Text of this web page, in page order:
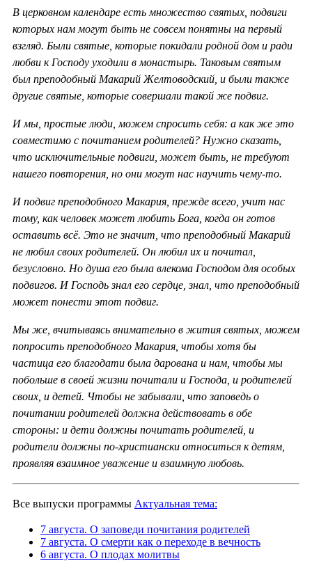
В церковном календаре есть множество святых, подвиги
которых нам могут быть не совсем понятны на первый
взгляд. Были святые, которые покидали родной дом и ради
любви к Господу уходили в монастырь. Таковым святым
был преподобный Макарий Желтоводский, и были также
другие святые, которые совершали такой же подвиг.
И мы, простые люди, можем спросить себя: а как же это
совместимо с почитанием родителей? Нужно сказать,
что исключительные подвиги, может быть, не требуют
нашего повторения, но они могут нас научить чему-то.
И подвиг преподобного Макария, прежде всего, учит нас
тому, как человек может любить Бога, когда он готов
оставить всё. Это не значит, что преподобный Макарий
не любил своих родителей. Он любил их и почитал,
безусловно. Но душа его была влекома Господом для особых
подвигов. И Господь знал его сердце, знал, что преподобный
может понести этот подвиг.
Мы же, вчитываясь внимательно в жития святых, можем
попросить преподобного Макария, чтобы хотя бы
частица его благодати была дарована и нам, чтобы мы
побольше в своей жизни почитали и Господа, и родителей
своих, и детей. Чтобы не забывали, что заповедь о
почитании родителей должна действовать в обе
стороны: и дети должны почитать родителей, и
родители должны по-христиански относиться к детям,
проявляя взаимное уважение и взаимную любовь.
Все выпуски программы Актуальная тема:
7 августа. О заповеди почитания родителей
7 августа. О смерти как о переходе в вечность
6 августа. О плодах молитвы